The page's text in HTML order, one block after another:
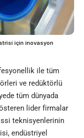
için inovasyon
ile tüm
ve redüktörlü
tüm dünyada
lider firmalar
teknisyenlerinin
endüstriyel